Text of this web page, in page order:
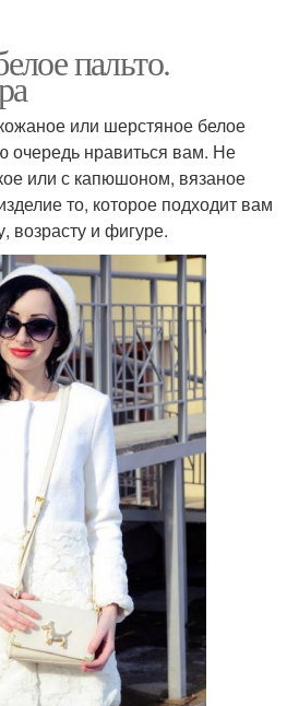
пальто.
или шерстяное белое
очередь нравиться вам. Не
или с капюшоном, вязаное
то, которое подходит вам
возрасту и фигуре.